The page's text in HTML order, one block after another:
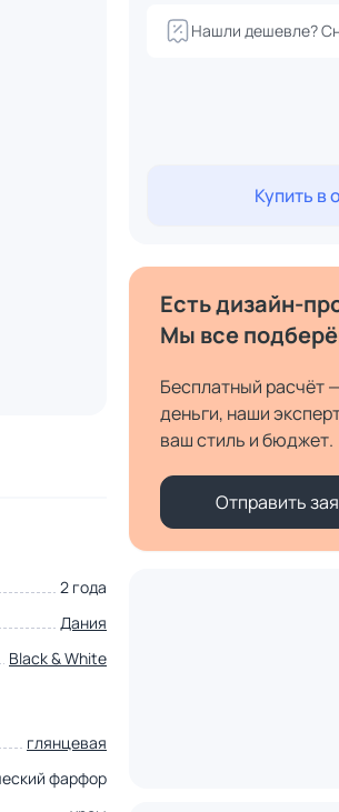
2 года
Дания
Black & White
глянцевая
фарфор
Купить в
Есть дизайн-
Мы все
Бесплатный расчёт
деньги, наши
ваш стиль и бюджет.
Отправить